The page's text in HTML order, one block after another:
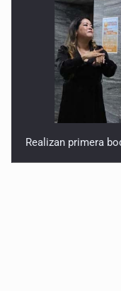
Realizan primera